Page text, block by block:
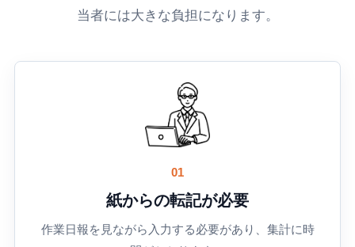
当者には大きな負担になります。
01
紙からの転記が必要
作業日報を見ながら入力する必要があり、集計に時